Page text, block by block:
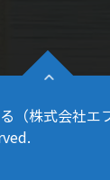
（株式会社エ